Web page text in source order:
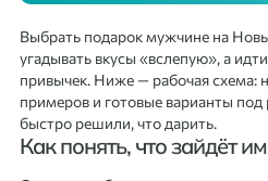
Выбрать подарок мужчине на
угадывать вкусы «вслепую», а
привычек. Ниже — рабочая схема:
примеров и готовые варианты
быстро решили, что дарить.
Как понять, что зайдёт